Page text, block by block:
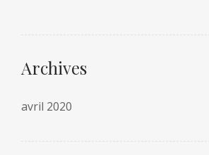
Archives
avril 2020